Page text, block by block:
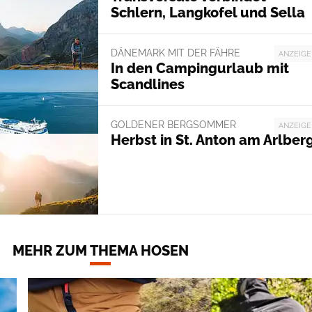
Schlern, Langkofel und Sella
ANZEIGE
DÄNEMARK MIT DER FÄHRE
In den Campingurlaub mit
Scandlines
ANZEIGE
GOLDENER BERGSOMMER
Herbst in St. Anton am
MEHR ZUM THEMA HOSEN